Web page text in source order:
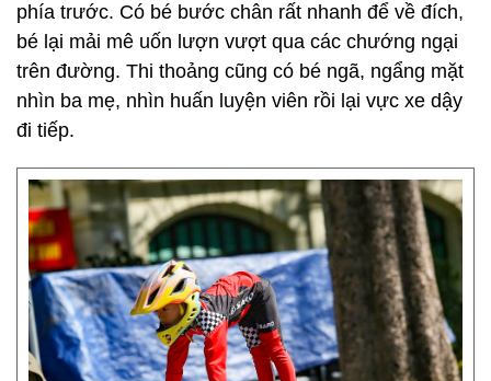
phía trước. Có bé bước chân rất nhanh để về đích,
bé lại mải mê uốn lượn vượt qua các chướng ngại
trên đường. Thi thoảng cũng có bé ngã, ngẩng mặt
nhìn ba mẹ, nhìn huấn luyện viên rồi lại vực xe dậy
đi tiếp.